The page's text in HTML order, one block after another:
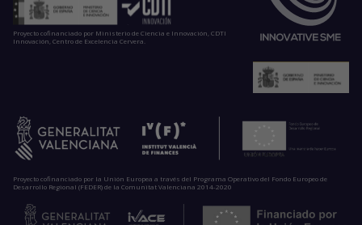
Proyecto cofinanciado por Ministerio de Ciencia e Innovación, CDTI
Innovación, Centro de Excelencia Cervera.
Proyecto cofinanciado por la Unión Europea a través del Programa Operativo del Fondo Europeo de
Desarrollo Regional (FEDER) de la Comunitat Valenciana 2014-2020